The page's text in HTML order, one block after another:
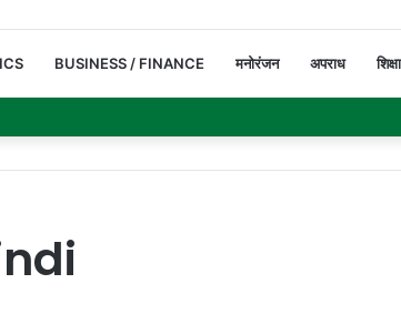
BUSINESS / FINANCE मनोरंजन अपराध